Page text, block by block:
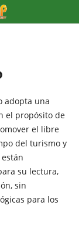
adopta una
el propósito de
el libre
del turismo y
su lectura,
sin
para los